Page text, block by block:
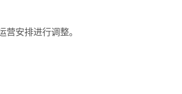
安排进行调整。